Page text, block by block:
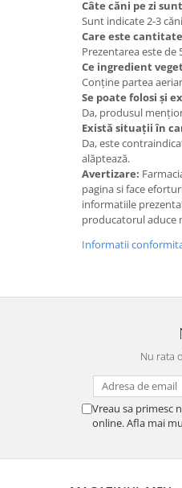
Câte căni pe zi
Sunt indicate 2-3
Care este
Prezentarea este de
Ce ingredient
Conține partea
Se poate folosi și
Da, produsul
Există situații în
Da, este
alăptează.
Avertizare:
pagina si face
informatiile
producatorul aduce
Informatii
Nu rata
Vreau sa primesc
online. Afla mai